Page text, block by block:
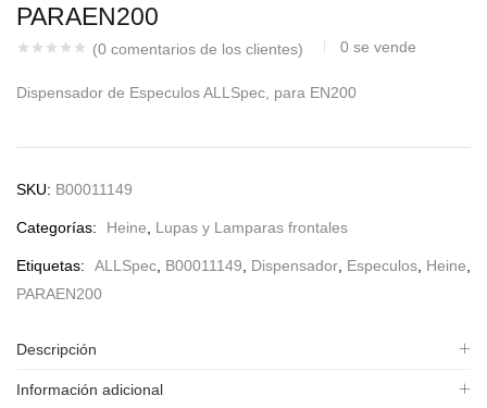
PARAEN200
(0 comentarios de los clientes) 0 se vende
Dispensador de Especulos ALLSpec, para EN200
SKU: B00011149
Categorías: Heine, Lupas y Lamparas frontales
Etiquetas: ALLSpec, B00011149, Dispensador, Especulos, Heine,
PARAEN200
Descripción
Información adicional